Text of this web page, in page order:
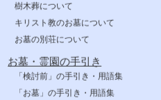
樹木葬について
キリスト教のお墓について
お墓の別荘について
お墓・霊園の手引き
「検討前」の手引き・用語集
「お墓」の手引き・用語集